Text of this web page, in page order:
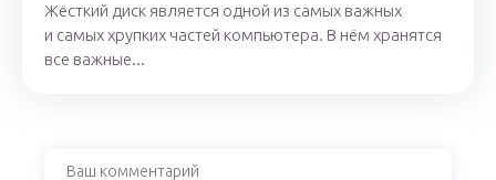
Жёсткий диск является одной из самых важных
и самых хрупких частей компьютера. В нём хранятся
все важные...